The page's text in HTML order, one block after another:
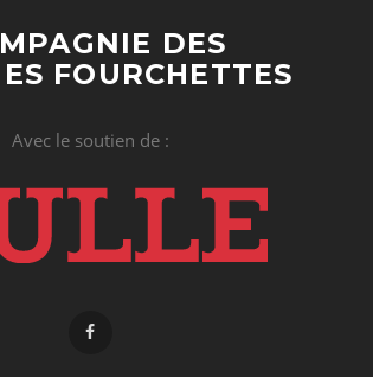
DES
FOURCHETTES
Avec le soutien de :